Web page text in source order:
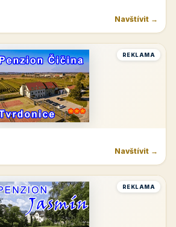
Navštívit →
REKLAMA
Navštívit →
REKLAMA